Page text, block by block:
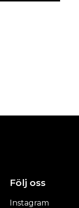
Följ oss
Instagram